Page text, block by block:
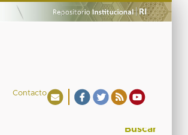
Contacto
Buscar